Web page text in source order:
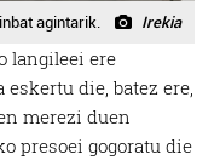
agintarik. Irekia
langileei ere
die, batez ere,
merezi duen
presoei gogoratu die